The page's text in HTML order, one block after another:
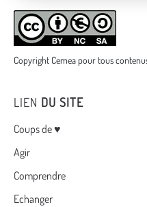
Copyright Cemea pour tous
LIEN DU SITE
Menu
Coups de ♥
Agir
Comprendre
Echanger